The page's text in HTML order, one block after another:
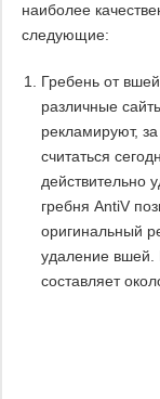
наиболее
следующие:
Гребень от
различные
рекламируют,
считаться
действительно
гребня AntiV
оригинальный
удаление вшей.
составляет